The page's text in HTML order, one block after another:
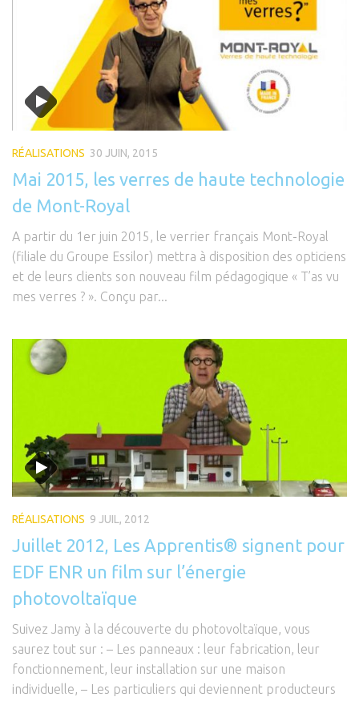
Réalisations
La presse en parle
Contact
RÉALISATIONS 30 JUIN, 2015
Mai 2015, les verres de haute technologie
de Mont-Royal
A partir du 1er juin 2015, le verrier français Mont-Royal
(filiale du Groupe Essilor) mettra à disposition des opticiens
et de leurs clients son nouveau film pédagogique « T’as vu
mes verres ? ». Conçu par...
RÉALISATIONS 9 JUIL, 2012
Juillet 2012, Les Apprentis® signent pour
EDF ENR un film sur l’énergie
photovoltaïque
Suivez Jamy à la découverte du photovoltaïque, vous
saurez tout sur : – Les panneaux : leur fabrication, leur
fonctionnement, leur installation sur une maison
individuelle, – Les particuliers qui deviennent producteurs